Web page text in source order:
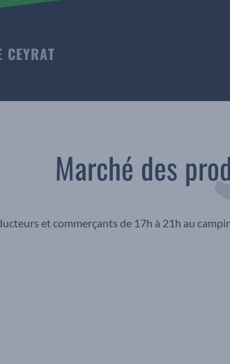
CEYRAT
Marché des
et commerçants de 17h à 21h au